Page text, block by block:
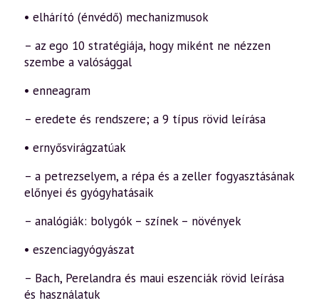
–
„E”
mennyiség
• elhárító (énvédő) mechanizmusok
– az ego 10 stratégiája, hogy miként ne nézzen
szembe a valósággal
• enneagram
– eredete és rendszere; a 9 típus rövid leírása
• ernyősvirágzatúak
– a petrezselyem, a répa és a zeller fogyasztásának
előnyei és gyógyhatásaik
– analógiák: bolygók – színek – növények
• eszenciagyógyászat
– Bach, Perelandra és maui eszenciák rövid leírása
és használatuk